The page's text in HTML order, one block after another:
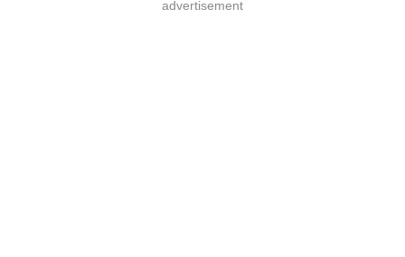
advertisement